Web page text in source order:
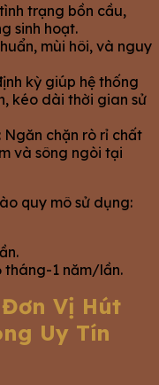
trạng bồn cầu,
sinh hoạt.
mùi hôi, và nguy
kỳ giúp hệ thống
kéo dài thời gian sử
Ngăn chặn rò rỉ chất
và sông ngòi tại
quy mô sử dụng:
tháng-1 năm/lần.
Vị Hút
Uy Tín